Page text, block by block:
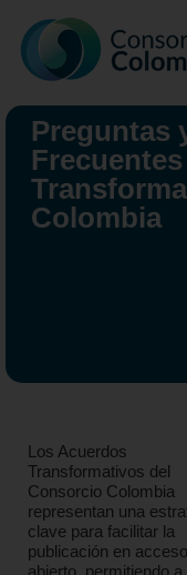
Preguntas
Colombia
Los Acuerdos
Transformativos del
Consorcio Colombia
representan una
clave para facilitar la
publicación en acceso
abierto, permitiendo a